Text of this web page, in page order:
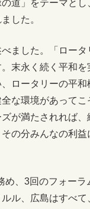
道」をテーマと
した。
ました。「ロー
末永く続く平和
ロータリーの平
な環境があって
が満たされれば
の分みんなの利
め、3回のフォー
ル、広島はすべ